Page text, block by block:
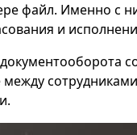
файл. Именно с
и